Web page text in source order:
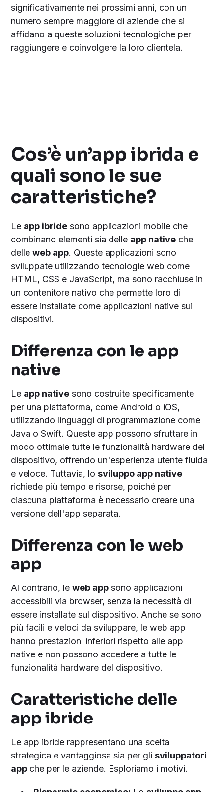
significativamente nei prossimi anni, con un
numero sempre maggiore di aziende che si
affidano a queste soluzioni tecnologiche per
raggiungere e coinvolgere la loro clientela.
Cos’è un’app ibrida e
quali sono le sue
caratteristiche?
Le app ibride sono applicazioni mobile che
combinano elementi sia delle app native che
delleweb app. Queste applicazioni sono
sviluppate utilizzando tecnologie web come
HTML, CSS e JavaScript, ma sono racchiuse in
un contenitore nativo che permette loro di
essere installate come applicazioni native sui
dispositivi.
Differenza con le app
native
Le app native sono costruite specificamente
per una piattaforma, come Android o iOS,
utilizzando linguaggi di programmazione come
Java o Swift. Queste app possono sfruttare in
modo ottimale tutte le funzionalità hardware del
dispositivo, offrendo un'esperienza utente fluida
e veloce. Tuttavia, losviluppo app native
richiede più tempo e risorse, poiché per
ciascuna piattaforma è necessario creare una
versione dell'app separata.
Differenza con le web
app
Al contrario, leweb app sono applicazioni
accessibili via browser, senza la necessità di
essere installate sul dispositivo. Anche se sono
più facili e veloci da sviluppare, le web app
hanno prestazioni inferiori rispetto alle app
native e non possono accedere a tutte le
funzionalità hardware del dispositivo.
Caratteristiche delle
app ibride
Le app ibride rappresentano una scelta
strategica e vantaggiosa sia per glisviluppatori
app che per le aziende. Esploriamo i motivi.